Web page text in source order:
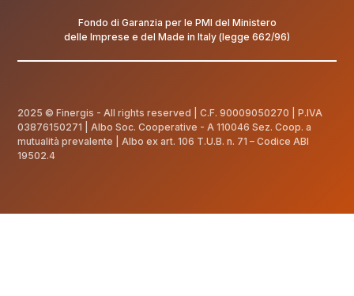
Fondo di Garanzia per le PMI del Ministero
delle Imprese e del Made in Italy (legge 662/96)
2025 © Finergis - All rights reserved | C.F.90009050270 | P.IVA
03876150271 | Albo Soc. Cooperative - A 110046 Sez. Coop. a
mutualità prevalente | Albo ex art. 106 T.U.B. n. 71 – Codice ABI
19502.4